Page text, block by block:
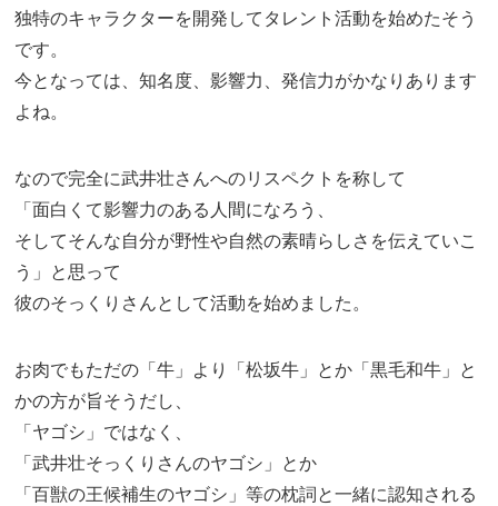
独特のキャラクターを開発してタレント活動を始めたそう
です。
今となっては、知名度、影響力、発信力がかなりあります
よね。
なので完全に武井壮さんへのリスペクトを称して
「面白くて影響力のある人間になろう、
そしてそんな自分が野性や自然の素晴らしさを伝えていこ
う」と思って
彼のそっくりさんとして活動を始めました。
お肉でもただの「牛」より「松坂牛」とか「黒毛和牛」と
かの方が旨そうだし、
「ヤゴシ」ではなく、
「武井壮そっくりさんのヤゴシ」とか
「百獣の王候補生のヤゴシ」等の枕詞と一緒に認知される